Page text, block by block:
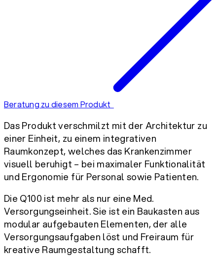
Beratung zu diesem Produkt
Das Produkt verschmilzt mit der Architektur zu
einer Einheit, zu einem integrativen
Raumkonzept, welches das Krankenzimmer
visuell beruhigt – bei maximaler Funktionalität
und Ergonomie für Personal sowie Patienten.
Die Q100 ist mehr als nur eine Med.
Versorgungseinheit. Sie ist ein Baukasten aus
modular aufgebauten Elementen, der alle
Versorgungsaufgaben löst und Freiraum für
kreative Raumgestaltung schafft.